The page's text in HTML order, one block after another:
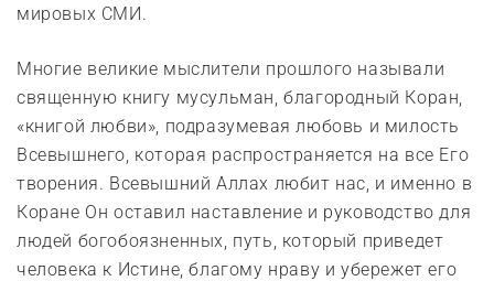
мировых СМИ.
Многие великие мыслители прошлого называли
священную книгу мусульман, благородный Коран,
«книгой любви», подразумевая любовь и милость
Всевышнего, которая распространяется на все Его
творения. Всевышний Аллах любит нас, и именно в
Коране Он оставил наставление и руководство для
людей богобоязненных, путь, который приведет
человека к Истине, благому нраву и убережет его